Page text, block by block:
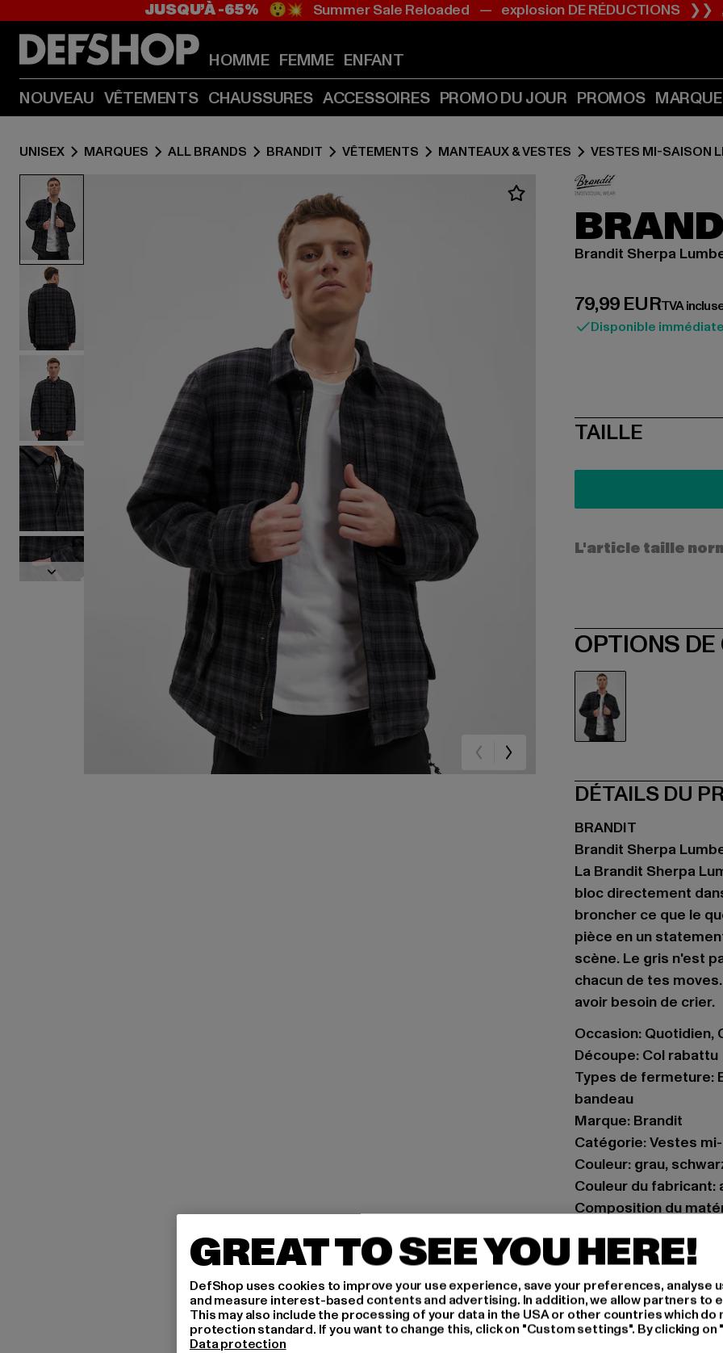
Passer
(Appuyer
sur
Entrée)
Passer
de
page
(Appuyer
Entrée)
JUSQU’À -65% 😲💥 Summer Sale Reloaded — explosion DE RÉDUCTIONS ❯❯
HOMME FEMME ENFANT
NOUVEAU VÊTEMENTS CHAUSSURES ACCESSOIRES PROMO DU JOUR PROMOS
UNISEX MARQUES ALL BRANDS BRANDIT VÊTEMENTS MANTEAUX & VESTES VESTES MI-SAISON
Brandit Sherpa
79,99 EUR
Prix courant: 79,99
TVA
Disponible
SIZE
TAILLE
L'article taille
OPTIONS
DÉTAILS DU
BRANDIT
Brandit Sherpa
La Brandit Sherpa
bloc directement
broncher ce que le
pièce en un
scène. Le gris n'est
chacun de tes
avoir besoin de crier.
Occasion: Quotidien,
Découpe: Col rabattu
Types de fermeture:
bandeau
Marque: Brandit
Catégorie: Vestes
Couleur: grau,
Couleur du fabricant:
Composition du
Fabricant: Brandit
Spichernstraße 6a |
GREAT TO SEE YOU HERE!
DefShop uses cookies to improve your use experience, save your preferences, analyse
and measure interest-based contents and advertising. In addition, we allow partners to
This may also include the processing of your data in the USA or other countries which do
protection standard. If you want to change this, click on "Custom settings". By clicking
Data protection